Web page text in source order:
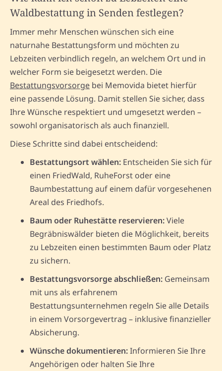
Waldbestattung in Senden festlegen?
Immer mehr Menschen wünschen sich eine
naturnahe Bestattungsform und möchten zu
Lebzeiten verbindlich regeln, an welchem Ort und in
welcher Form sie beigesetzt werden. Die
Bestattungsvorsorge bei Memovida bietet hierfür
eine passende Lösung. Damit stellen Sie sicher, dass
Ihre Wünsche respektiert und umgesetzt werden –
sowohl organisatorisch als auch finanziell.
Diese Schritte sind dabei entscheidend:
Bestattungsort wählen: Entscheiden Sie sich für
einen FriedWald, RuheForst oder eine
Baumbestattung auf einem dafür vorgesehenen
Areal des Friedhofs.
Baum oder Ruhestätte reservieren:Viele
Begräbniswälder bieten die Möglichkeit, bereits
zu Lebzeiten einen bestimmten Baum oder Platz
zu sichern.
Bestattungsvorsorge abschließen: Gemeinsam
mit uns als erfahrenem
Bestattungsunternehmen regeln Sie alle Details
in einem Vorsorgevertrag – inklusive finanzieller
Absicherung.
Wünsche dokumentieren:Informieren Sie Ihre
Angehörigen oder halten Sie Ihre